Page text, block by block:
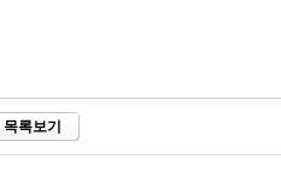
목록보기